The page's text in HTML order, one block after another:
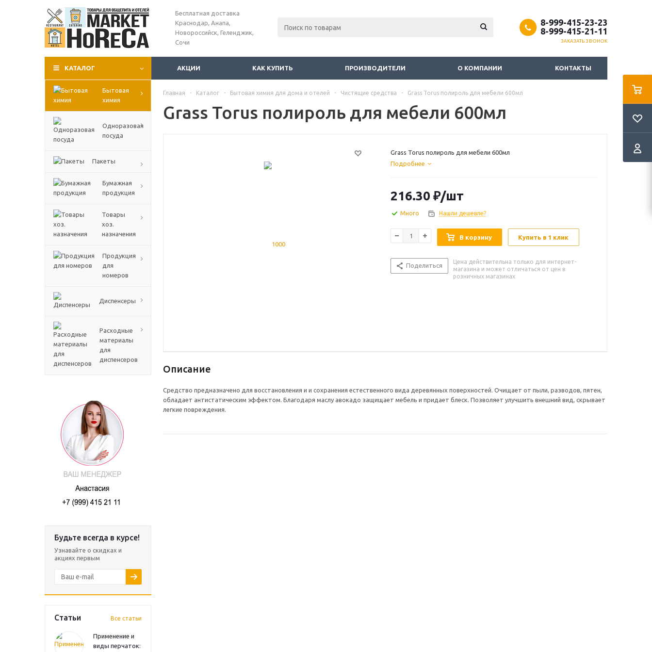
Бесплатная доставка
Краснодар, Анапа,
Новороссийск, Геленджик,
Сочи
8-999-415-23-23
8-999-415-21-11
ЗАКАЗАТЬ ЗВОНОК
КАТАЛОГ АКЦИИ КАК КУПИТЬ ПРОИЗВОДИТЕЛИ О КОМПАНИИ КОНТАКТЫ
Бытовая
химия
Одноразовая
посуда
Пакеты
Бумажная
продукция
Товары
хоз.
назначения
Продукция
для
номеров
Диспенсеры
Расходные
материалы
для
диспенсеров
Будьте всегда в курсе!
Узнавайте о скидках и
акциях первым
Статьи Все статьи
Применение и
виды перчаток:
Главная - Каталог - Бытовая химия для дома и отелей - Чистящие средства - Grass Torus полироль для мебели 600мл
Grass Torus полироль для мебели 600мл
Grass Torus полироль для мебели 600мл
Подробнее
216.30 ₽/шт
Много Нашли дешевле?
В корзину Купить в 1 клик
Поделиться
Цена действительна только для интернет-
магазина и может отличаться от цен в
розничных магазинах
Описание
Средство предназначено для восстановления и и сохранения естественного вида деревянных поверхностей. Очищает от пыли, разводов, пятен,
обладает антистатическим эффектом. Благодаря маслу авокадо защищает мебель и придает блеск. Позволяет улучшить внешний вид, скрывает
легкие повреждения.